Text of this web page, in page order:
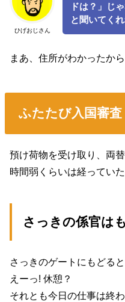
ひげおじさん
ドは？」じ
と聞いてく
まあ、住所がわかったか
ふたたび入国審査
預け荷物を受け取り、両
時間弱くらいは経ってい
さっきの係官は
さっきのゲートにもどる
えーっ! 休憩？
それとも今日の仕事は終